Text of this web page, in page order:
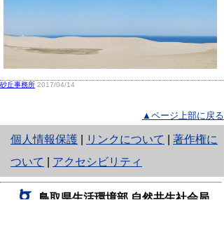
砂丘事務所 2017/04/14
▲ページ上部に戻る
個人情報保護
と
り
ネ
リンクについて
著作権に
ついて
アクセシビリティ
鳥取県生活環境部 自然共生社会局